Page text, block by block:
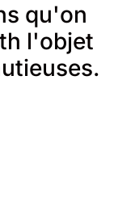
qu'on
l'objet